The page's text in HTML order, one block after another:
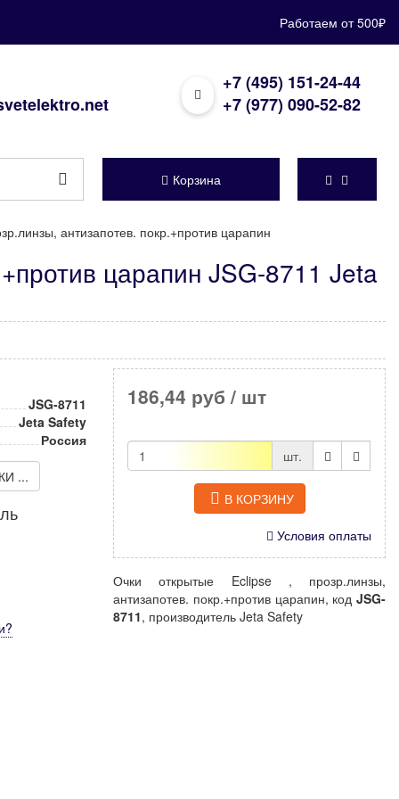
Работаем от 500₽
+7 (495) 151-24-44
+7 (977) 090-52-82
Корзина
антизапотев. покр.+против царапин
царапин JSG-8711 Jeta
JSG-8711
Jeta Safety
Россия
...
?
186,44 руб / шт
шт.
В КОРЗИНУ
Условия оплаты
Очки открытые Eclipse , прозр.линзы,
антизапотев. покр.+против царапин, код JSG-
8711, производитель Jeta Safety